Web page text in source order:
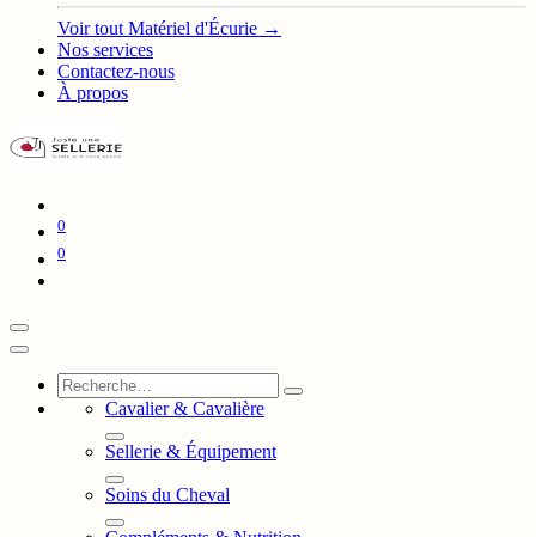
Voir tout Matériel d'Écurie →
Nos services
Contactez-nous
À propos
0
0
Cavalier & Cavalière
Sellerie & Équipement
Soins du Cheval